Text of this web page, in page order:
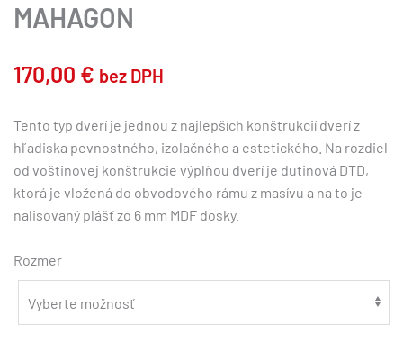
MAHAGON
170,00 € bez DPH
Tento typ dverí je jednou z najlepších konštrukcií dverí z
hľadiska pevnostného, izolačného a estetického. Na rozdiel
od voštinovej konštrukcie výplňou dverí je dutinová DTD,
ktorá je vložená do obvodového rámu z masívu a na to je
nalisovaný plášť zo 6 mm MDF dosky.
Rozmer